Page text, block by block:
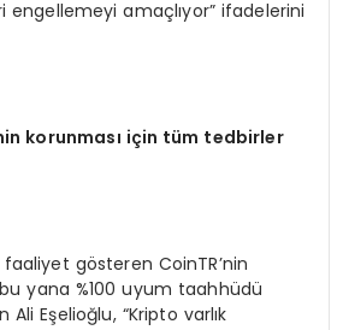
engellemeyi amaçlıyor” ifadelerini
korunması için tüm tedbirler
faaliyet gösteren CoinTR’nin
yana %100 uyum taahhüdü
Eşelioğlu, “Kripto varlık